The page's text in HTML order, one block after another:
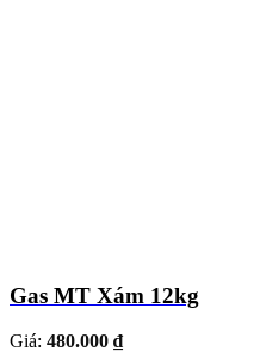
Gas MT Xám 12kg
Giá: 480.000 ₫